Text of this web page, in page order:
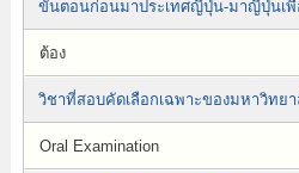
ขั้นตอนก่อนมาประเทศญี่ปุ่น-มาญี่ปุ่นเพื่
ต้อง
วิชาที่สอบคัดเลือกเฉพาะของมหาวิทยา
Oral Examination